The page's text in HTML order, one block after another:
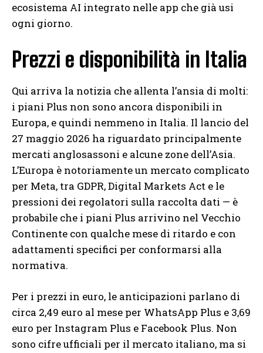
ecosistema AI integrato nelle app che già usi
ogni giorno.
Prezzi e disponibilità in Italia
Qui arriva la notizia che allenta l’ansia di molti:
i piani Plus non sono ancora disponibili in
Europa, e quindi nemmeno in Italia. Il lancio del
27 maggio 2026 ha riguardato principalmente
mercati anglosassoni e alcune zone dell’Asia.
L’Europa è notoriamente un mercato complicato
per Meta, tra GDPR, Digital Markets Act e le
pressioni dei regolatori sulla raccolta dati — è
probabile che i piani Plus arrivino nel Vecchio
Continente con qualche mese di ritardo e con
adattamenti specifici per conformarsi alla
normativa.
Per i prezzi in euro, le anticipazioni parlano di
circa 2,49 euro al mese per WhatsApp Plus e 3,69
euro per Instagram Plus e Facebook Plus. Non
sono cifre ufficiali per il mercato italiano, ma si